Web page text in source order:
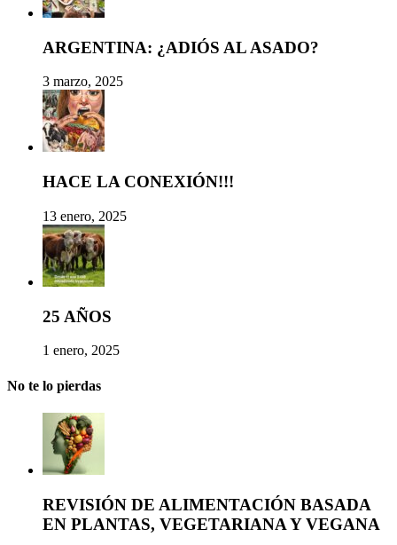
ARGENTINA: ¿ADIÓS AL ASADO?
3 marzo, 2025
HACE LA CONEXIÓN!!!
13 enero, 2025
25 AÑOS
1 enero, 2025
No te lo pierdas
REVISIÓN DE ALIMENTACIÓN BASADA
EN PLANTAS, VEGETARIANA Y VEGANA